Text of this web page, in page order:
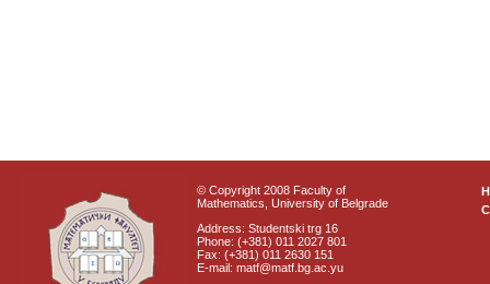
© Copyright 2008 Faculty of
Mathematics, University of Belgrade
Address: Studentski trg 16
Phone: (+381) 011 2027 801
Fax: (+381) 011 2630 151
E-mail: matf@matf.bg.ac.yu